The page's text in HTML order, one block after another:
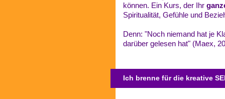
können. Ein Kurs, der Ihr
Spiritualität, Gefühle und
Denn: "Noch niemand hat je
darüber gelesen hat" (Maex,
Ich brenne für die kreative